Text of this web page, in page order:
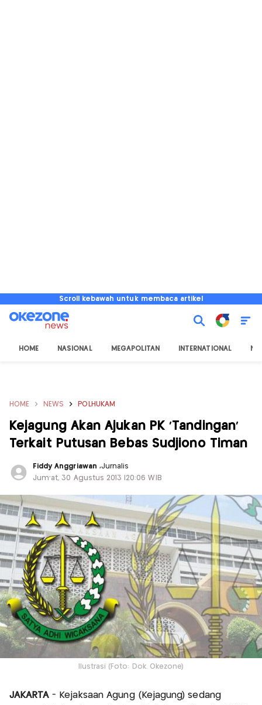
Scroll kebawah untuk membaca artikel
HOME NASIONAL MEGAPOLITAN INTERNATIONAL
HOME NEWS POLHUKAM
Kejagung Akan Ajukan PK 'Tandingan'
Terkait Putusan Bebas Sudjiono Timan
Fiddy Anggriawan ,Jurnalis
Jum'at, 30 Agustus 2013 |20:06 WIB
Ilustrasi (Foto: Dok. Okezone)
JAKARTA- Kejaksaan Agung (Kejagung) sedang